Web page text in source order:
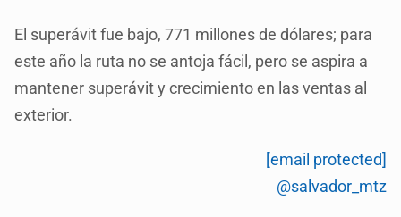
El superávit fue bajo, 771 millones de dólares; para
este año la ruta no se antoja fácil, pero se aspira a
mantener superávit y crecimiento en las ventas al
exterior.
[email protected]
@salvador_mtz